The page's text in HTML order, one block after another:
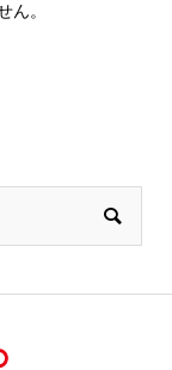
ん。